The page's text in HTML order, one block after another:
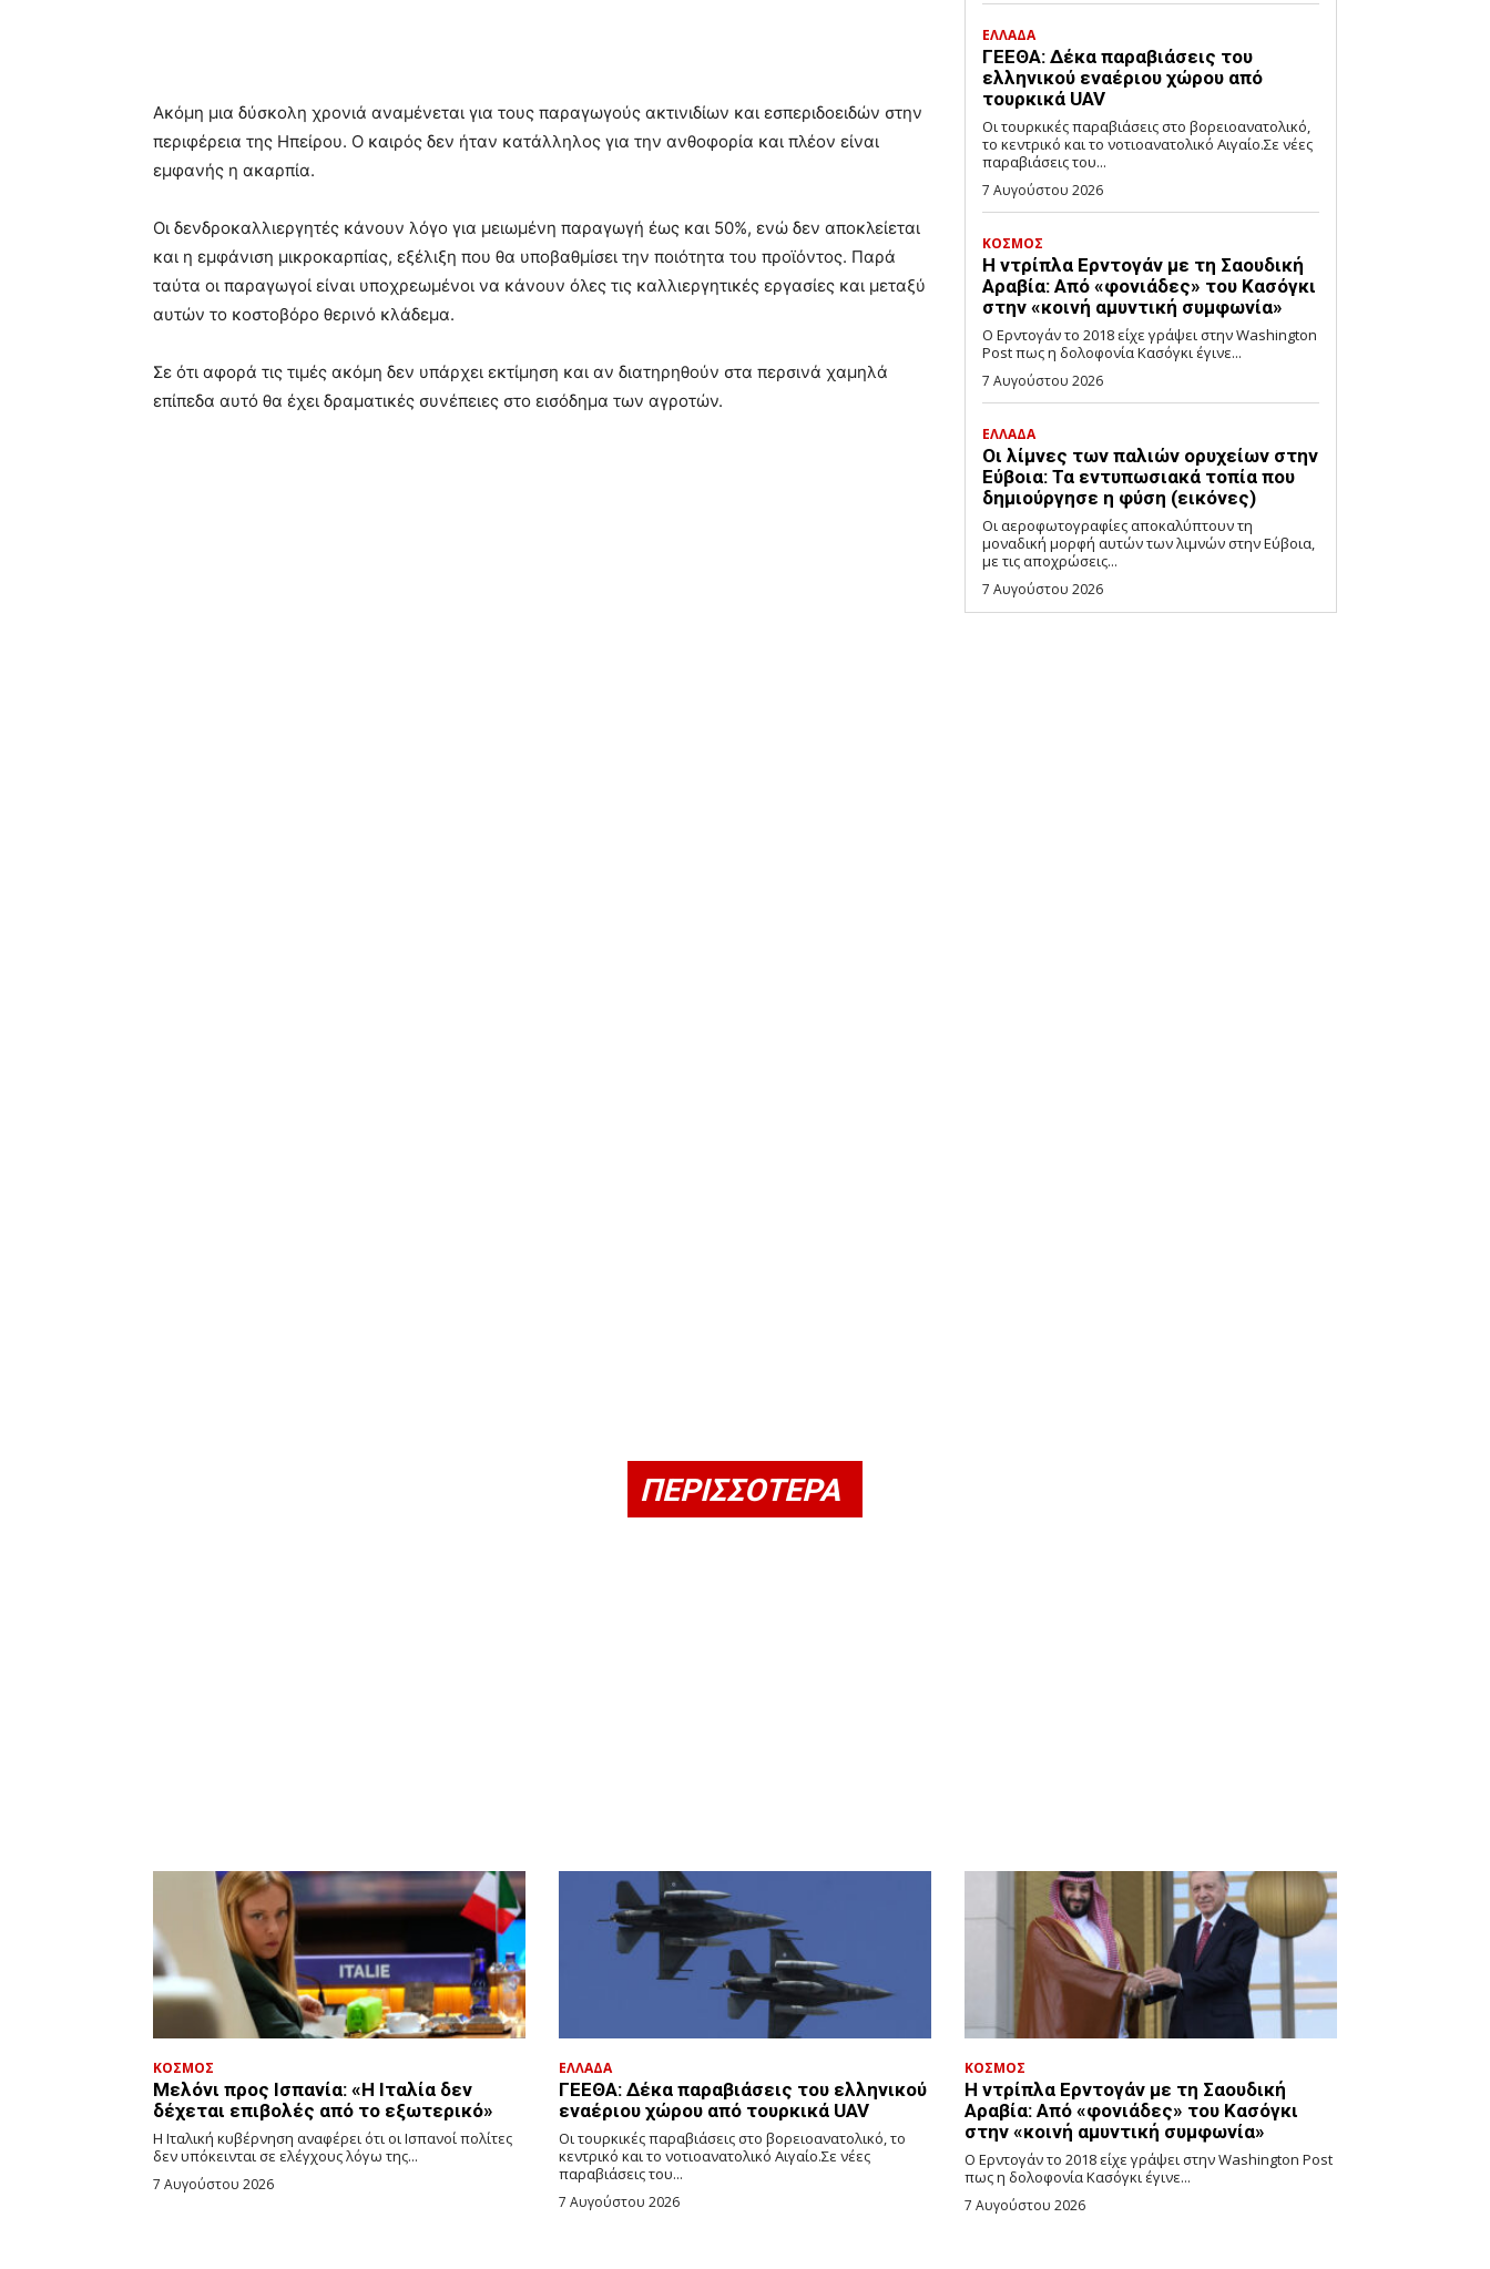
Ακόμη μια δύσκολη χρονιά αναμένεται για τους παραγωγούς ακτινιδίων και εσπεριδοειδών στην
περιφέρεια της Ηπείρου. Ο καιρός δεν ήταν κατάλληλος για την ανθοφορία και πλέον είναι
εμφανής η ακαρπία.
Οι δενδροκαλλιεργητές κάνουν λόγο για μειωμένη παραγωγή έως και 50%, ενώ δεν αποκλείεται
και η εμφάνιση μικροκαρπίας, εξέλιξη που θα υποβαθμίσει την ποιότητα του προϊόντος. Παρά
ταύτα οι παραγωγοί είναι υποχρεωμένοι να κάνουν όλες τις καλλιεργητικές εργασίες και μεταξύ
αυτών το κοστοβόρο θερινό κλάδεμα.
Σε ότι αφορά τις τιμές ακόμη δεν υπάρχει εκτίμηση και αν διατηρηθούν στα περσινά χαμηλά
επίπεδα αυτό θα έχει δραματικές συνέπειες στο εισόδημα των αγροτών.
ΕΛΛΑΔΑ
ΓΕΕΘΑ: Δέκα παραβιάσεις του
ελληνικού εναέριου χώρου από
τουρκικά UAV
Οι τουρκικές παραβιάσεις στο βορειοανατολικό,
το κεντρικό και το νοτιοανατολικό Αιγαίο.Σε νέες
παραβιάσεις του...
7 Αυγούστου 2026
ΚΟΣΜΟΣ
Η ντρίπλα Ερντογάν με τη Σαουδική
Αραβία: Από «φονιάδες» του Κασόγκι
στην «κοινή αμυντική συμφωνία»
Ο Ερντογάν το 2018 είχε γράψει στην Washington
Post πως η δολοφονία Κασόγκι έγινε...
7 Αυγούστου 2026
ΕΛΛΑΔΑ
Οι λίμνες των παλιών ορυχείων στην
Εύβοια: Τα εντυπωσιακά τοπία που
δημιούργησε η φύση (εικόνες)
Οι αεροφωτογραφίες αποκαλύπτουν τη
μοναδική μορφή αυτών των λιμνών στην Εύβοια,
με τις αποχρώσεις...
7 Αυγούστου 2026
ΠΕΡΙΣΣΟΤΕΡΑ
ΚΟΣΜΟΣ
Μελόνι προς Ισπανία: «Η Ιταλία δεν
δέχεται επιβολές από το εξωτερικό»
Η Ιταλική κυβέρνηση αναφέρει ότι οι Ισπανοί πολίτες
δεν υπόκεινται σε ελέγχους λόγω της...
7 Αυγούστου 2026
ΕΛΛΑΔΑ
ΓΕΕΘΑ: Δέκα παραβιάσεις του ελληνικού
εναέριου χώρου από τουρκικά UAV
Οι τουρκικές παραβιάσεις στο βορειοανατολικό, το
κεντρικό και το νοτιοανατολικό Αιγαίο.Σε νέες
παραβιάσεις του...
7 Αυγούστου 2026
ΚΟΣΜΟΣ
Η ντρίπλα Ερντογάν με τη Σαουδική
Αραβία: Από «φονιάδες» του Κασόγκι
στην «κοινή αμυντική συμφωνία»
Ο Ερντογάν το 2018 είχε γράψει στην Washington Post
πως η δολοφονία Κασόγκι έγινε...
7 Αυγούστου 2026